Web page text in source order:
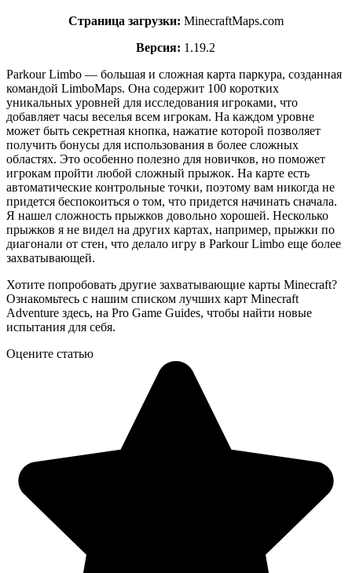
Страница загрузки: MinecraftMaps.com
Версия: 1.19.2
Parkour Limbo — большая и сложная карта паркура, созданная
командой LimboMaps. Она содержит 100 коротких
уникальных уровней для исследования игроками, что
добавляет часы веселья всем игрокам. На каждом уровне
может быть секретная кнопка, нажатие которой позволяет
получить бонусы для использования в более сложных
областях. Это особенно полезно для новичков, но поможет
игрокам пройти любой сложный прыжок. На карте есть
автоматические контрольные точки, поэтому вам никогда не
придется беспокоиться о том, что придется начинать сначала.
Я нашел сложность прыжков довольно хорошей. Несколько
прыжков я не видел на других картах, например, прыжки по
диагонали от стен, что делало игру в Parkour Limbo еще более
захватывающей.
Хотите попробовать другие захватывающие карты Minecraft?
Ознакомьтесь с нашим списком лучших карт Minecraft
Adventure здесь, на Pro Game Guides, чтобы найти новые
испытания для себя.
Оцените статью